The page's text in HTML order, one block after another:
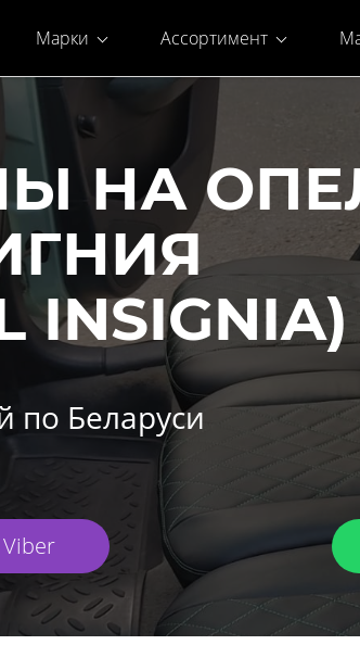
Марки Ассортимент
НА
INSIGNIA)
по Беларуси
Viber